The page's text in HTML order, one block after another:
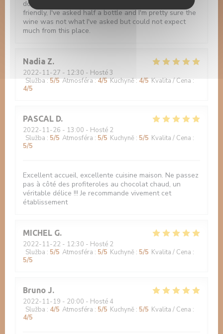
does not worth the visit. Although the staff is very
friendly, I've asked half a bottle and I'm pretty sure the
wine was not what I've asked but could not expect
much from this place.
Nadia Z
2022-11-27 - 12:30 - Hosté 3
Služba : 5/5 Atmosféra:4/5 Kuchyně: 4/5 Kvalita / Cena :
4/5
PASCAL D
2022-11-26 - 13:00 - Hosté 2
Služba : 5/5 Atmosféra : 5/5 Kuchyně : 5/5 Kvalita / Cena :
5/5
Excellent accueil, excellente cuisine maison. Ne passez
pas à côté des profiteroles au chocolat chaud, un
véritable délice !!! Je recommande vivement cet
établissement
MICHEL G
2022-11-22 - 12:30 - Hosté 2
Služba : 5/5 Atmosféra : 5/5 Kuchyně : 5/5 Kvalita / Cena :
5/5
Bruno J
2022-11-19 - 20:00 - Hosté 4
Služba : 4/5 Atmosféra : 5/5 Kuchyně : 5/5 Kvalita / Cena :
4/5